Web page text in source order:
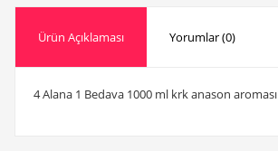
Ürün Açıklaması Yorumlar (0)
4 Alana 1 Bedava 1000 ml krk anason aroması